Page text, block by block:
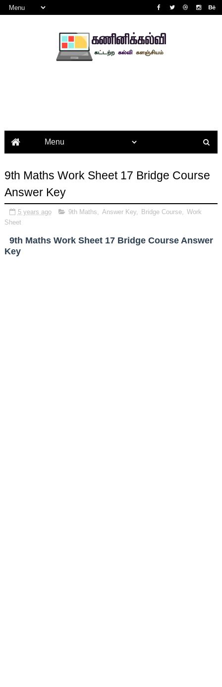
9th Maths Work Sheet 17 Bridge Course
Answer Key
5 years ago 9th Maths Answer Key, Bridge Course,
Work
Sheet
9th Maths Work Sheet 17 Bridge Course Answer
Key